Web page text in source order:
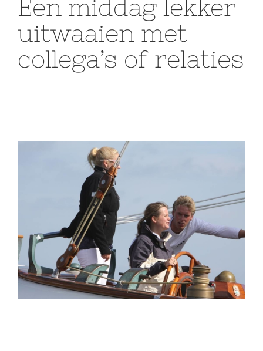
Een middag lekker
uitwaaien met
collega’s of relaties